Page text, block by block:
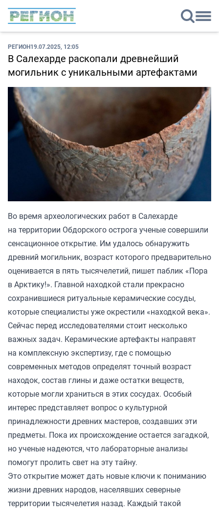
РЕГИОН19.07.2025, 12:05
В Салехарде раскопали древнейший
могильник с уникальными артефактами
Во время археологических работ в Салехарде
на территории Обдорского острога ученые совершили
сенсационное открытие. Им удалось обнаружить
древний могильник, возраст которого предварительно
оценивается в пять тысячелетий, пишет паблик «Пора
в Арктику!». Главной находкой стали прекрасно
сохранившиеся ритуальные керамические сосуды,
которые специалисты уже окрестили «находкой века».
Сейчас перед исследователями стоит несколько
важных задач. Керамические артефакты направят
на комплексную экспертизу, где с помощью
современных методов определят точный возраст
находок, состав глины и даже остатки веществ,
которые могли храниться в этих сосудах. Особый
интерес представляет вопрос о культурной
принадлежности древних мастеров, создавших эти
предметы. Пока их происхождение остается загадкой,
но ученые надеются, что лабораторные анализы
помогут пролить свет на эту тайну.
Это открытие может дать новые ключи к пониманию
жизни древних народов, населявших северные
территории тысячелетия назад. Каждый такой